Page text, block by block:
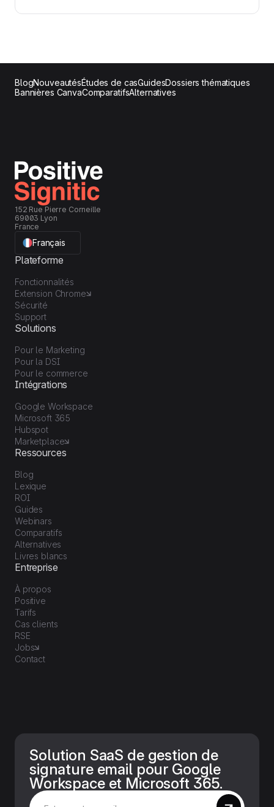
BlogNouveautésÉtudes de casGuidesDossiers thématiques
Bannières CanvaComparatifsAlternatives
152 Rue Pierre Corneille
69003 Lyon
France
Français
Plateforme
Fonctionnalités
Extension Chrome
Sécurité
Support
Solutions
Pour le Marketing
Pour la DSI
Pour le commerce
Intégrations
Google Workspace
Microsoft 365
Hubspot
Marketplace
Ressources
Blog
Lexique
ROI
Guides
Webinars
Comparatifs
Alternatives
Livres blancs
Entreprise
À propos
Positive
Tarifs
Cas clients
RSE
Jobs
Contact
Solution SaaS de gestion de
signature email pour Google
Workspace et Microsoft 365.